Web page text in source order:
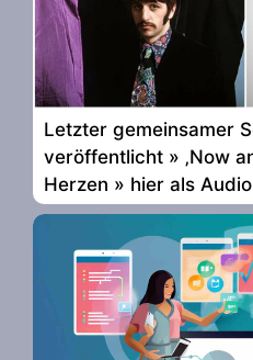
Letzter gemeinsamer
veröffentlicht » ‚Now
Herzen » hier als Audio